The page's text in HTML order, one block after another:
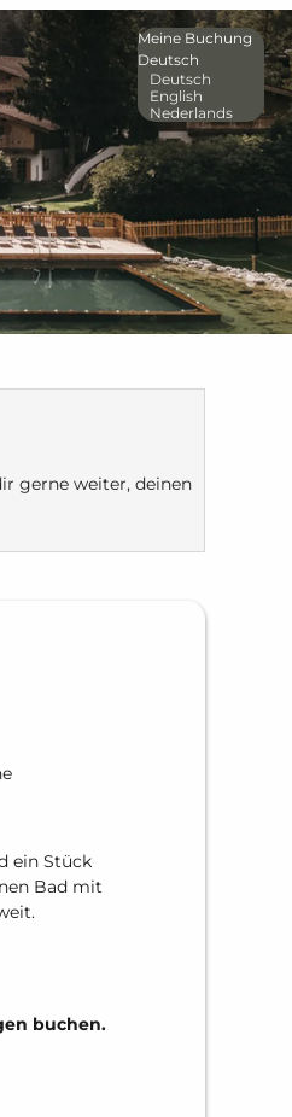
Meine Buchung
Deutsch
Deutsch
English
Nederlands
gerne weiter, deinen
ein Stück
Bad mit
buchen.